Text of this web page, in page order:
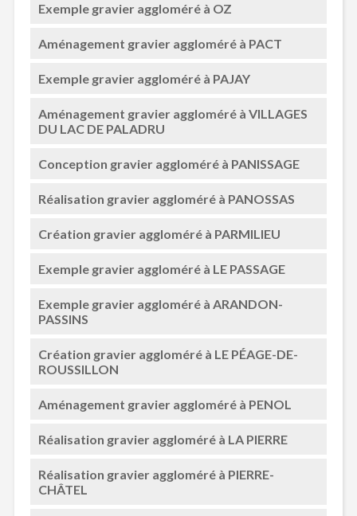
Exemple gravier aggloméré à OZ
Aménagement gravier aggloméré à PACT
Exemple gravier aggloméré à PAJAY
Aménagement gravier aggloméré à VILLAGES
DU LAC DE PALADRU
Conception gravier aggloméré à PANISSAGE
Réalisation gravier aggloméré à PANOSSAS
Création gravier aggloméré à PARMILIEU
Exemple gravier aggloméré à LE PASSAGE
Exemple gravier aggloméré à ARANDON-
PASSINS
Création gravier aggloméré à LE PÉAGE-DE-
ROUSSILLON
Aménagement gravier aggloméré à PENOL
Réalisation gravier aggloméré à LA PIERRE
Réalisation gravier aggloméré à PIERRE-
CHÂTEL